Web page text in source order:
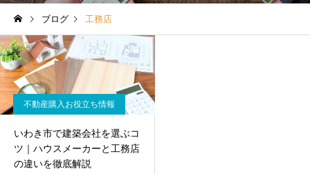
ブログ 工務店
不動産購入お役立ち情報
いわき市で建築会社を選ぶコ
ツ｜ハウスメーカーと工務店
の違いを徹底解説